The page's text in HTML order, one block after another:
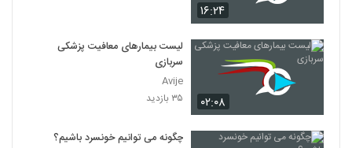
۱۶:۲۴
۰۲:۰۸
لیست بیمارهای معافیت پزشکی
سربازی
Avije
۳۵ بازدید
چگونه می توانیم خونسرد باشیم؟